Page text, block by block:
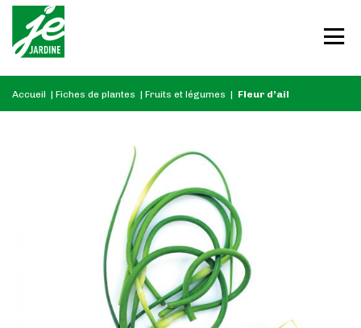
Accueil | Fiches de plantes | Fruits et légumes | Fleur d’ail